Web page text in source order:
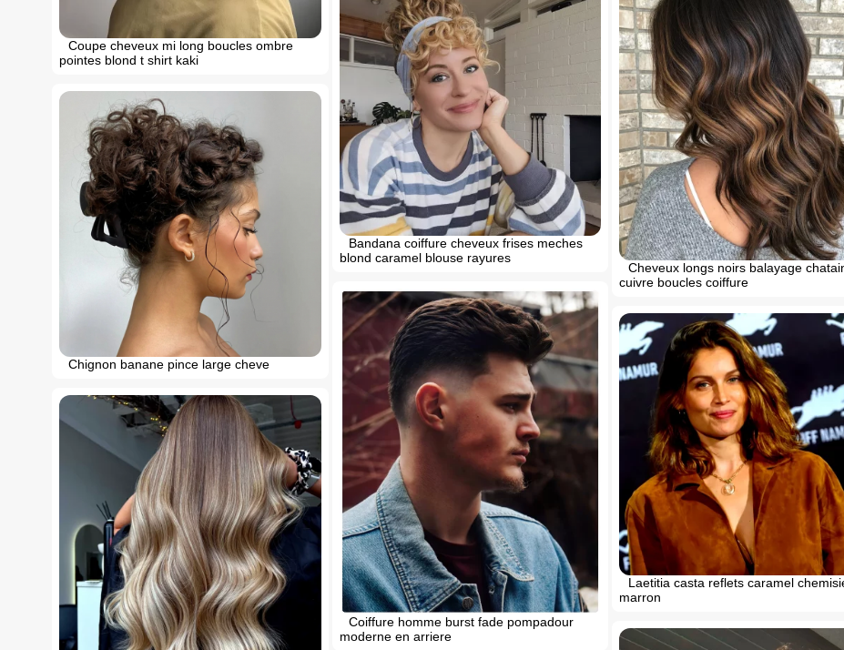
Coupe cheveux mi long boucles ombre
pointes blond t shirt kaki
Cheveux longs noirs balayage
cuivre boucles coiffure
Bandana coiffure cheveux frises meches
blond caramel blouse rayures
Chignon banane pince large cheve
Coiffure homme burst fade pompadour
moderne en arriere
Laetitia casta reflets caramel
marron